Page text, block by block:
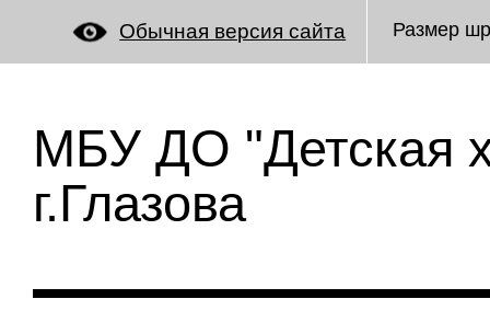
Обычная версия сайта Размер
МБУ ДО "Детская
г.Глазова